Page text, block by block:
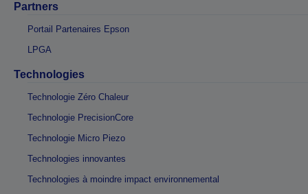
Partners
Portail Partenaires Epson
LPGA
Technologies
Technologie Zéro Chaleur
Technologie PrecisionCore
Technologie Micro Piezo
Technologies innovantes
Technologies à moindre impact environnemental